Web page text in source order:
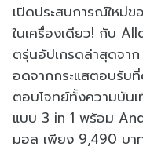
เปิดประสบการณ์ใหม่
ในเครื่องเดียว! กับ
ตรุ่นอัปเกรดล่าสุดจ
อดจากกระแสตอบรับ
ตอบโจทย์ทั้งความบันเ
แบบ 3 in 1 พร้อม
มอล เพียง 9,490 บา